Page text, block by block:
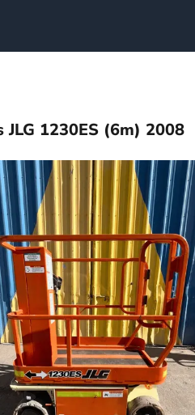
1230ES (6m) 2008